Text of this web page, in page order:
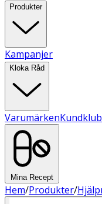
Produkter
Kampanjer
Kloka Råd
Varumärken
Mina Recept
Hem/Produkter/